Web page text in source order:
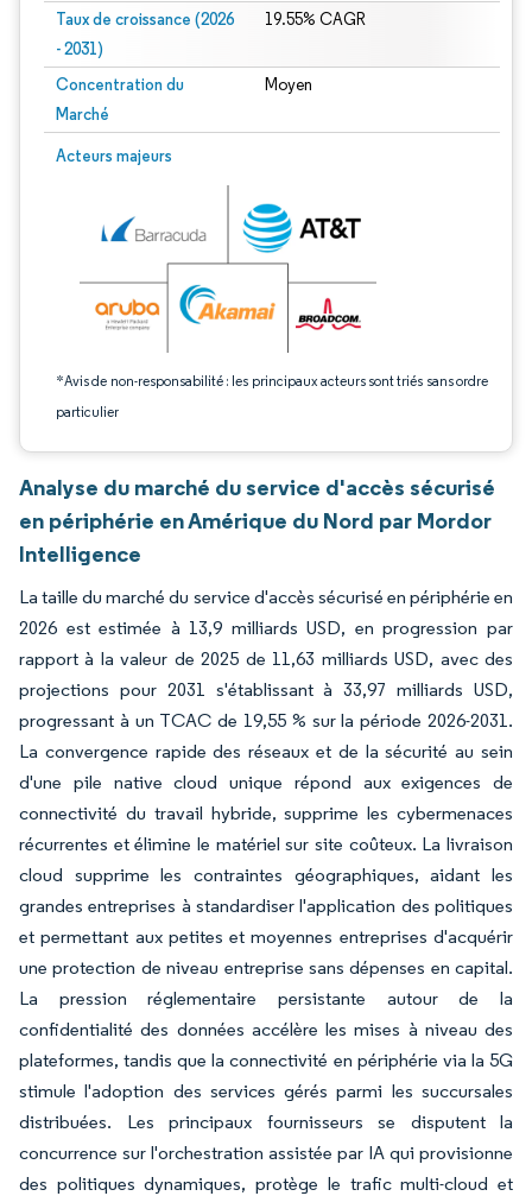
Taux de croissance (2026
- 2031)
19.55% CAGR
Concentration du
Marché
Moyen
Acteurs majeurs
*Avis de non-responsabilité : les principaux acteurs sont triés sans ordre
particulier
Image © Mordor Intelligence. La réutilisation nécessite une attribution sous CC
Analyse du marché du service d'accès sécurisé
en périphérie en Amérique du Nord par Mordor
Intelligence
La taille du marché du service d'accès sécurisé en périphérie en
2026 est estimée à 13,9 milliards USD, en progression par
rapport à la valeur de 2025 de 11,63 milliards USD, avec des
projections pour 2031 s'établissant à 33,97 milliards USD,
progressant à un TCAC de 19,55 % sur la période 2026-2031.
La convergence rapide des réseaux et de la sécurité au sein
d'une pile native cloud unique répond aux exigences de
connectivité du travail hybride, supprime les cybermenaces
récurrentes et élimine le matériel sur site coûteux. La livraison
cloud supprime les contraintes géographiques, aidant les
grandes entreprises à standardiser l'application des politiques
et permettant aux petites et moyennes entreprises d'acquérir
une protection de niveau entreprise sans dépenses en capital.
La pression réglementaire persistante autour de la
confidentialité des données accélère les mises à niveau des
plateformes, tandis que la connectivité en périphérie via la 5G
stimule l'adoption des services gérés parmi les succursales
distribuées. Les principaux fournisseurs se disputent la
concurrence sur l'orchestration assistée par IA qui provisionne
des politiques dynamiques, protège le trafic multi-cloud et